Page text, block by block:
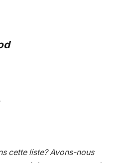
cette liste? Avons-nous